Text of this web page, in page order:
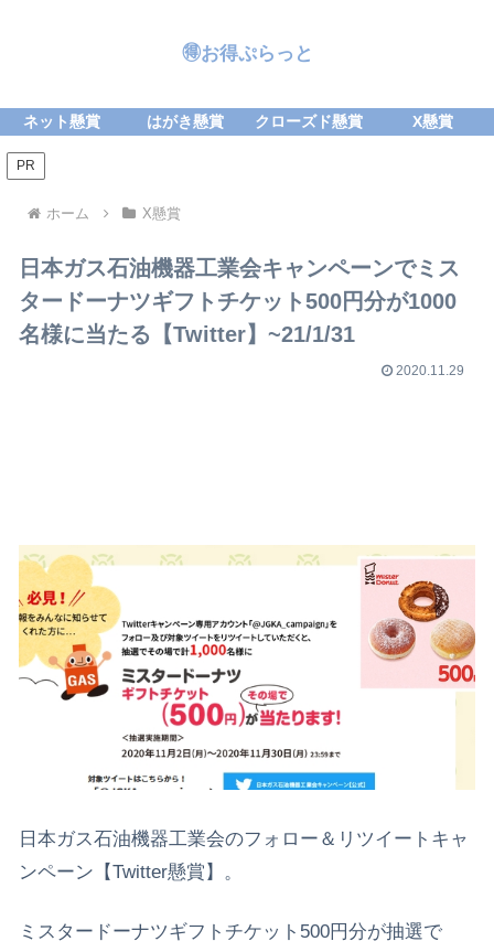
🉐お得ぷらっと
ネット懸賞 はがき懸賞 クローズド懸賞 X懸賞
PR
ホーム X懸賞
日本ガス石油機器工業会キャンペーンでミス
タードーナツギフトチケット500円分が1000
名様に当たる【Twitter】~21/1/31
2020.11.29
日本ガス石油機器工業会のフォロー＆リツイートキャ
ンペーン【Twitter懸賞】。
ミスタードーナツギフトチケット500円分が抽選で